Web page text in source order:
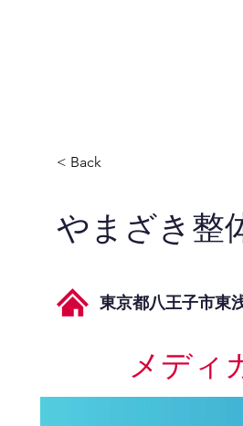
< Back
やまざき整
東京都八王子市東
メディ